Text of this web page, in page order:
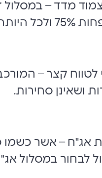
מדד – במסלול
120%.
קצר –
ושאינן סחירות.
– אשר כשמו